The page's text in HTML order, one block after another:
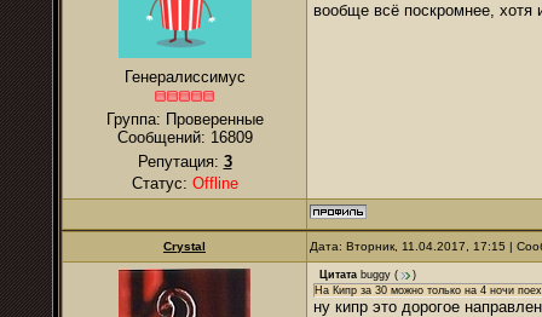
Генералиссимус
Группа: Проверенные
Сообщений: 16809
Репутация: 3
Статус: Offline
вообще всё поскромнее,
Crystal Дата: Вторник, 11.04.2017, 17:15 |
Цитата buggy (
)
На Кипр за 30 можно только на 4 ночи
ну кипр это дорогое